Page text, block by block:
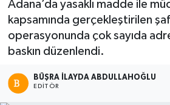
Adana’da yasaklı madde ile
kapsamında gerçekleştirilen
operasyonunda çok sayıda
baskın düzenlendi.
BÜŞRA İLAYDA ABDULLAHOĞLU
EDITÖR